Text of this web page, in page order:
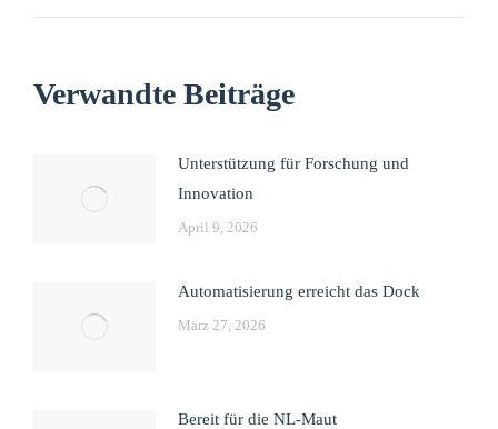
Verwandte Beiträge
Unterstützung für Forschung und
Innovation
April 9, 2026
Automatisierung erreicht das Dock
März 27, 2026
Bereit für die NL-Maut